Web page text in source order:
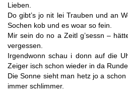
Lieben.
Do gibt’s jo nit lei Trauben und an
Sochen kob und es woar so fein.
Mir sein do no a Zeitl g’sessn –
vergessen.
Irgendwonn schau i donn auf die
Zeiger isch schon wieder in da Runde.
Die Sonne sieht man hetz jo a
immer schlimmer.